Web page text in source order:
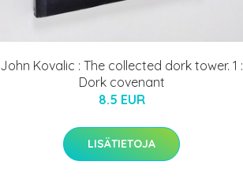
John Kovalic : The collected dork tower. 1 :
Dork covenant
8.5 EUR
LISÄTIETOJA